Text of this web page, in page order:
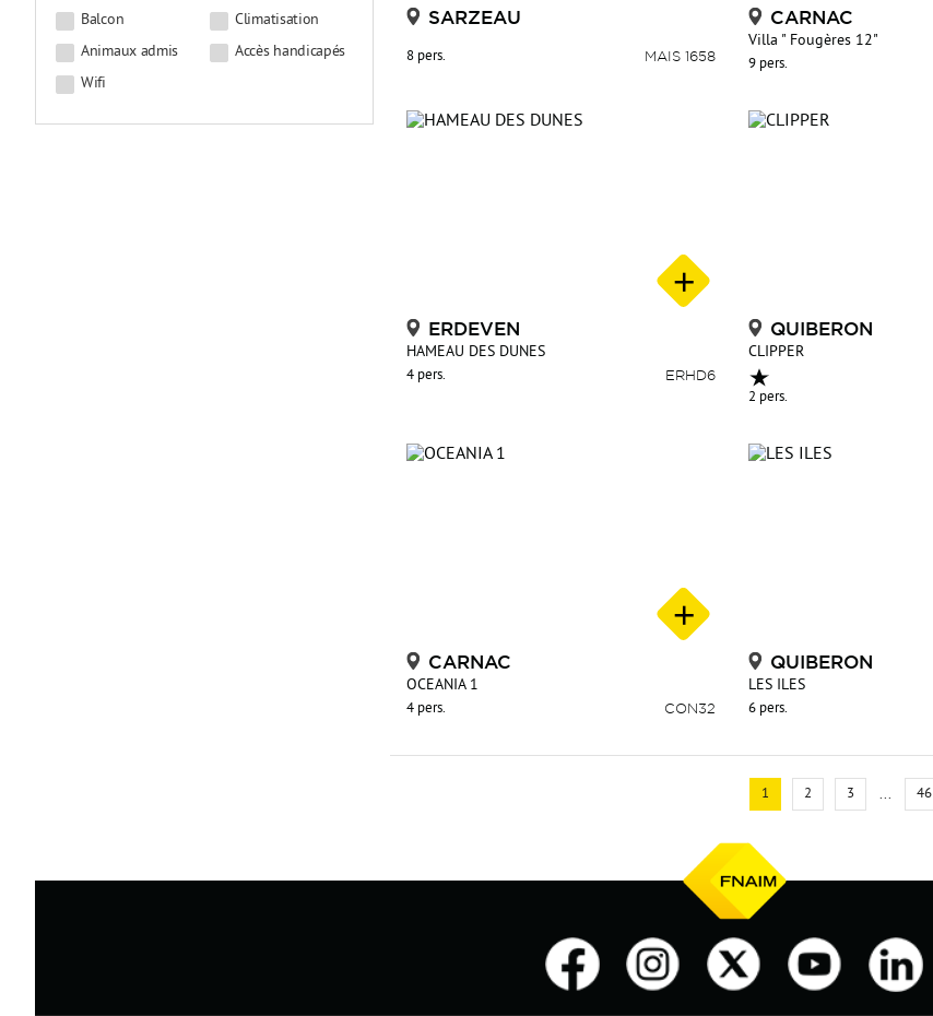
Balcon
Climatisation
Animaux admis
Accès handicapés
Wifi
SARZEAU
8 pers. MAIS 1658
CARNAC
Villa " Fougères 12"
9 pers.
ERDEVEN
HAMEAU DES DUNES
4 pers. ERHD6
QUIBERON
CLIPPER
2 pers.
CARNAC
OCEANIA 1
4 pers. CON32
QUIBERON
LES ILES
6 pers.
1 2 3 ... 46